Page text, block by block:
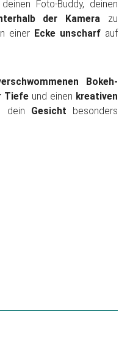
Foto-Buddy, deinen
der Kamera zu
einer Ecke unscharfauf
Bokeh-
Tiefeund einen kreativen
dein Gesicht besonders